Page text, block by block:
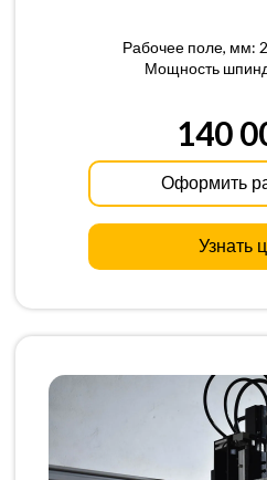
Рабочее поле, мм:
Мощность
140
Оформить
Узнать